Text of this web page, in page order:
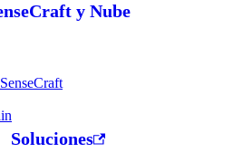
y Nube
Soluciones